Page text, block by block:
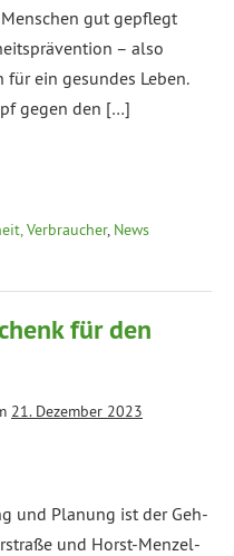
gut gepflegt
– also
ein gesundes Leben.
gegen den […]
Verbraucher, News
für den
21. Dezember 2023
und Planung ist der Geh-
und Horst-Menzel-